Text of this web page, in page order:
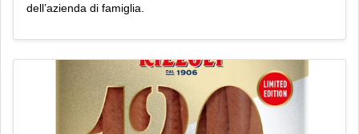
dell’azienda di famiglia.